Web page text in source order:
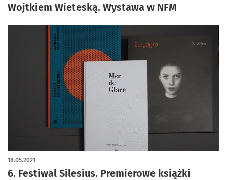
Wojtkiem Wieteską. Wystawa w NFM
6. Festiwal Silesius. Premierowe książki
18.05.2021